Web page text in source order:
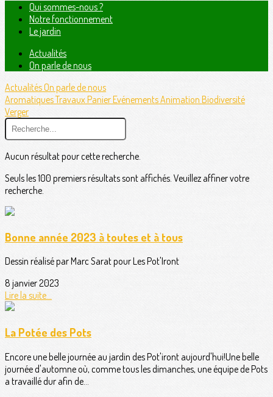
Qui sommes-nous ?
Notre fonctionnement
Le jardin
Actualités
On parle de nous
ActualitésOn parle de nous
AromatiquesTravaux PanierEvénementsAnimation Biodiversité
Verger
Aucun résultat pour cette recherche.
Seuls les 100 premiers résultats sont affichés. Veuillez affiner votre
recherche.
Bonne année 2023 à toutes et à tous
Dessin réalisé par Marc Sarat pour Les Pot'Iront
8 janvier 2023
Lire la suite...
La Potée des Pots
Encore une belle journée au jardin des Pot'iront aujourd'hui!Une belle
journée d'automne où, comme tous les dimanches, une équipe de Pots
a travaillé dur afin de...